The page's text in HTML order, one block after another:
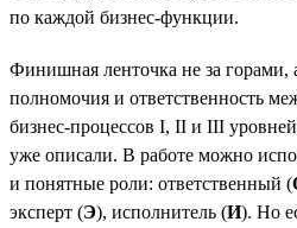
по каждой бизнес-функции.
Финишная ленточка не за горами,
полномочия и ответственность
бизнес-процессов I, II и III
уже описали. В работе можно
и понятные роли: ответственный (
эксперт (Э), исполнитель (И). Но